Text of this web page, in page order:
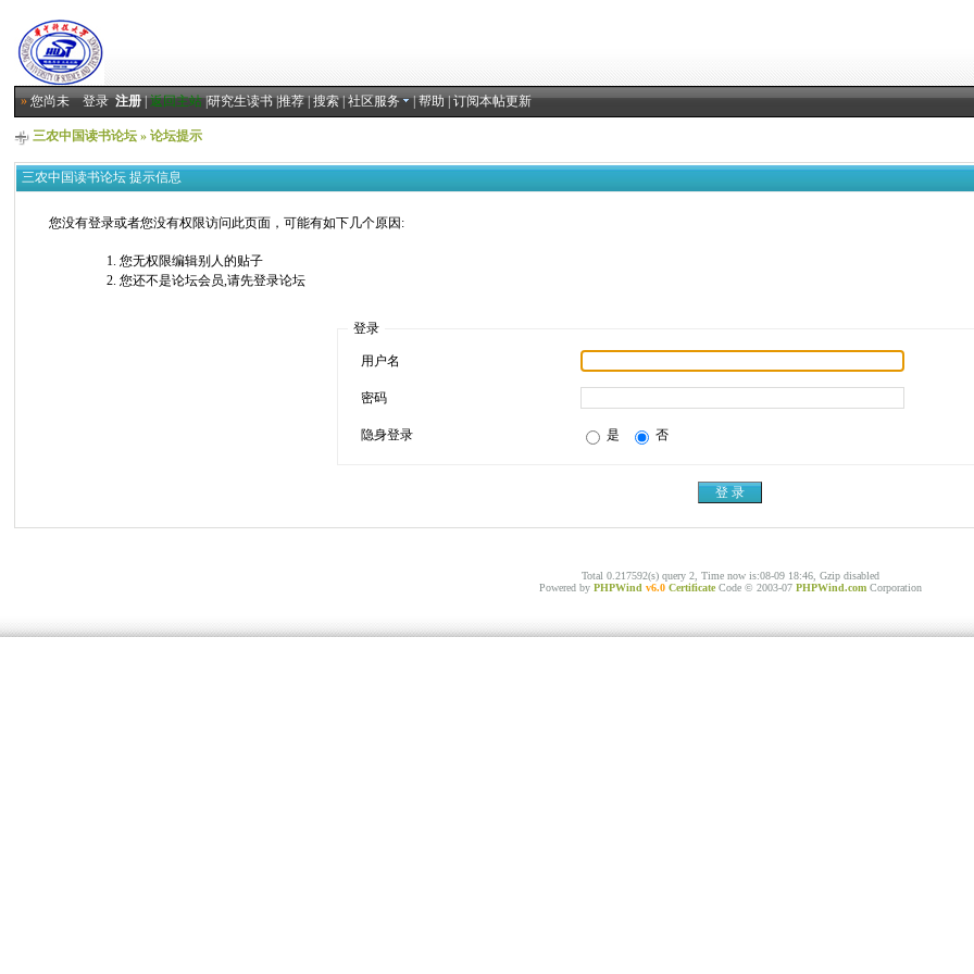
»您尚未登录 注册|返回主站|研究生读书|推荐|搜索|社区服务 |帮助|订阅本帖更新
三农中国读书论坛 » 论坛提示
三农中国读书论坛 提示信息
您没有登录或者您没有权限访问此页面，可能有如下几个原因:
您无权限编辑别人的贴子
您还不是论坛会员,请先登录论坛
登录
用户名
密码
隐身登录 是 否
Total 0.217592(s) query 2, Time now is:08-09 18:46, Gzip disabled
Powered by PHPWind v6.0 Certificate Code © 2003-07 PHPWind.com Corporation